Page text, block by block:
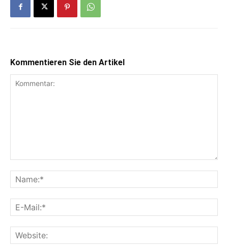
Kommentieren Sie den Artikel